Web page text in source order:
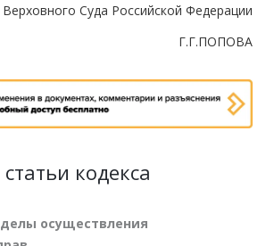
Верховного Суда Российской Федерации
Г.Г.ПОПОВА
кодекса
осуществления